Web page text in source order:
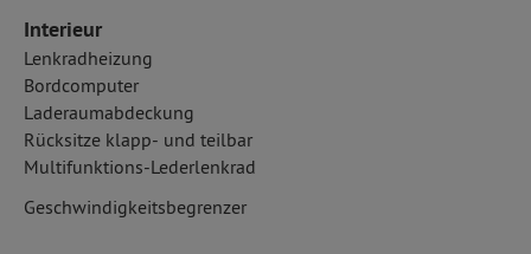
Interieur
Lenkradheizung
Bordcomputer
Laderaumabdeckung
Rücksitze klapp- und teilbar
Multifunktions-Lederlenkrad
Geschwindigkeitsbegrenzer